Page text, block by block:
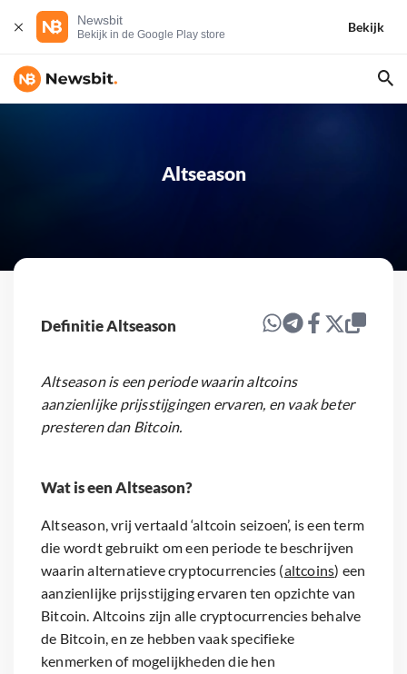
Newsbit
Bekijk in de Google Play store
Bekijk
Altseason
Definitie Altseason
Altseason is een periode waarin altcoins
aanzienlijke prijsstijgingen ervaren, en vaak beter
presteren dan Bitcoin.
Wat is een Altseason?
Altseason, vrij vertaald ‘altcoin seizoen’, is een term
die wordt gebruikt om een periode te beschrijven
waarin alternatieve cryptocurrencies (altcoins) een
aanzienlijke prijsstijging ervaren ten opzichte van
Bitcoin. Altcoins zijn alle cryptocurrencies behalve
de Bitcoin, en ze hebben vaak specifieke
kenmerken of mogelijkheden die hen